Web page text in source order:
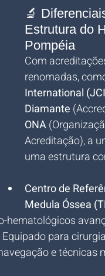
🔬
Estrutura do
Pompéia
Com
renomadas,
International
Diamante
ONA
Acreditação), a
uma estrutura
Centro de
Medula Óssea
hematológicos
Equipado para
e técnicas